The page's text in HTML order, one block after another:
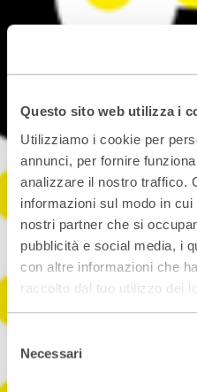
Questo sito web utilizza i
Utilizziamo i cookie per
annunci, per fornire
analizzare il nostro traffico.
informazioni sul modo in
nostri partner che si
pubblicità e social media, i
con altre informazioni che
raccolto dal tuo utilizzo dei
del
consenso
Necessari